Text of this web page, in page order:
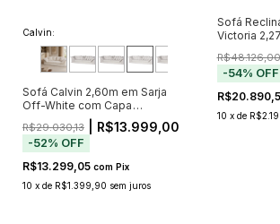
Calvin:
Sofá Calvin 2,60m em Sarja
Off-White com Capa
Removível e 5 Almofadas
R$29.030,13 | R$13.999,00
-52% OFF
R$13.299,05 com Pix
10 x de R$1.399,90 sem juros
Sofá
Victoria
Caramelo
R$48.126,00
-54% OFF
10 x de